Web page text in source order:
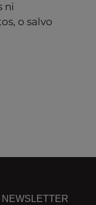
ni
o salvo